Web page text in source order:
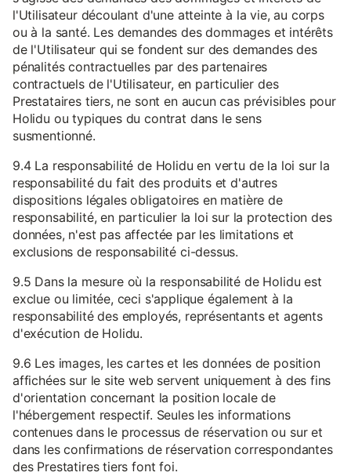
l'Utilisateur découlant d'une atteinte à la vie, au corps
ou à la santé. Les demandes des dommages et intérêts
de l'Utilisateur qui se fondent sur des demandes des
pénalités contractuelles par des partenaires
contractuels de l'Utilisateur, en particulier des
Prestataires tiers, ne sont en aucun cas prévisibles pour
Holidu ou typiques du contrat dans le sens
susmentionné.
9.4 La responsabilité de Holidu en vertu de la loi sur la
responsabilité du fait des produits et d'autres
dispositions légales obligatoires en matière de
responsabilité, en particulier la loi sur la protection des
données, n'est pas affectée par les limitations et
exclusions de responsabilité ci-dessus.
9.5 Dans la mesure où la responsabilité de Holidu est
exclue ou limitée, ceci s'applique également à la
responsabilité des employés, représentants et agents
d'exécution de Holidu.
9.6 Les images, les cartes et les données de position
affichées sur le site web servent uniquement à des fins
d'orientation concernant la position locale de
l'hébergement respectif. Seules les informations
contenues dans le processus de réservation ou sur et
dans les confirmations de réservation correspondantes
des Prestatires tiers font foi.